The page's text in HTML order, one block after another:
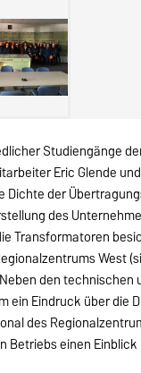
Studiengänge
Eric Glende
der
des
Transformatoren
West
den technischen
Eindruck über die
des
Betriebs einen